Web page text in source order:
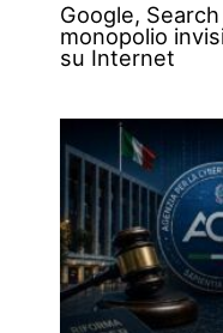
Google,
monopolio
su Internet